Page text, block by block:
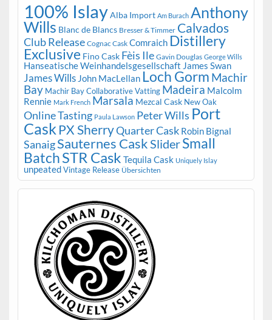
100% IslayAlba Import Am Burach Anthony
Wills Blanc de Blancs Bresser & Timmer Calvados
Club Release Cognac Cask Comraich Distillery
Exclusive Fino Cask Fèis Ile Gavin Douglas George Wills
Hanseatische Weinhandelsgesellschaft James Swan
James Wills John MacLellan Loch Gorm Machir
Bay Machir Bay Collaborative Vatting Madeira Malcolm
Rennie Mark French Marsala Mezcal Cask New Oak
Online Tasting Paula Lawson Peter Wills Port
Cask PX SherryQuarter Cask Robin Bignal
SanaigSauternes CaskSliderSmall
BatchSTR Cask Tequila Cask Uniquely Islay
unpeatedVintage Release Übersichten